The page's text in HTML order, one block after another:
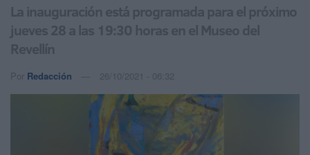
La inauguración está programada para el próximo
jueves 28 a las 19:30 horas en el Museo del
Revellín
Por Redacción 26/10/2021 - 06:32